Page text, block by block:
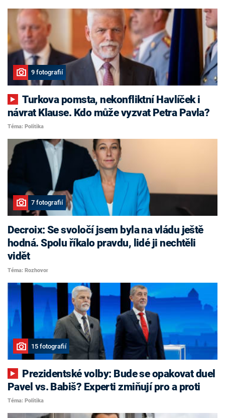
9 fotografií
Turkova pomsta, nekonfliktní Havlíček i
návrat Klause. Kdo může vyzvat Petra Pavla?
Téma: Politika
7 fotografií
Decroix: Se svoločí jsem byla na vládu ještě
hodná. Spolu říkalo pravdu, lidé ji nechtěli
vidět
Téma: Rozhovor
15 fotografií
Pavel vs. Babiš? Experti zmiňují pro a proti
Téma: Politika